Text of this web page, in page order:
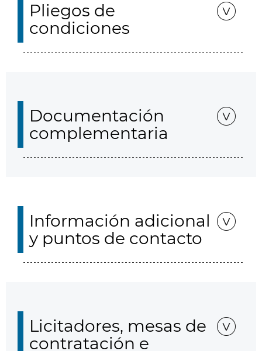
Pliegos de
condiciones
Documentación
complementaria
Información adicional
y puntos de contacto
Licitadores, mesas de
contratación e